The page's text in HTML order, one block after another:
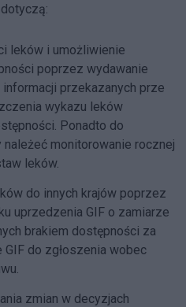
leków i umożliwienie
poprzez wydawanie
przekazanych prze
wykazu leków
Ponadto do
należeć monitorowanie rocznej
leków.
do innych krajów poprzez
uprzedzenia GIF o zamiarze
brakiem dostępności za
GIF do zgłoszenia wobec
zmian w decyzjach